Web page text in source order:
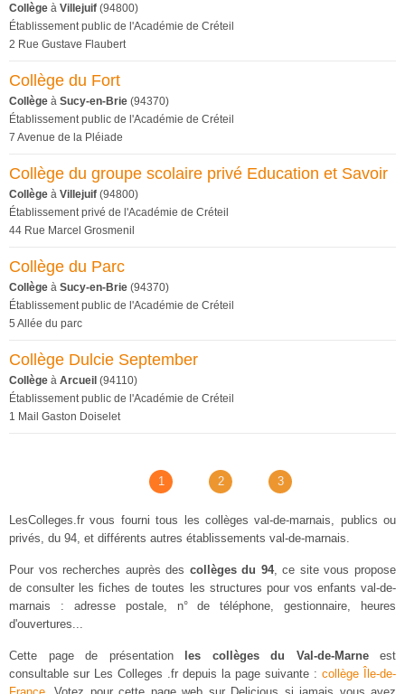
Collège à Villejuif (94800)
Établissement public de l'Académie de Créteil
2 Rue Gustave Flaubert
Collège du Fort
Collège à Sucy-en-Brie (94370)
Établissement public de l'Académie de Créteil
7 Avenue de la Pléiade
Collège du groupe scolaire privé Education et Savoir
Collège à Villejuif (94800)
Établissement privé de l'Académie de Créteil
44 Rue Marcel Grosmenil
Collège du Parc
Collège à Sucy-en-Brie (94370)
Établissement public de l'Académie de Créteil
5 Allée du parc
Collège Dulcie September
Collège à Arcueil (94110)
Établissement public de l'Académie de Créteil
1 Mail Gaston Doiselet
1 2 3
LesColleges.fr vous fourni tous les collèges val-de-marnais, publics ou
privés, du 94, et différents autres établissements val-de-marnais.
Pour vos recherches auprès des collèges du 94, ce site vous propose
de consulter les fiches de toutes les structures pour vos enfants val-de-
marnais : adresse postale, n° de téléphone, gestionnaire, heures
d'ouvertures...
Cette page de présentation les collèges du Val-de-Marneest
consultable sur Les Colleges .fr depuis la page suivante : collège Île-de-